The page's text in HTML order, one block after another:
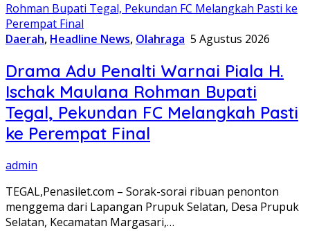
Daerah, Headline News, Olahraga 5 Agustus 2026
Drama Adu Penalti Warnai Piala H.
Ischak Maulana Rohman Bupati
Tegal, Pekundan FC Melangkah Pasti
ke Perempat Final
admin
TEGAL,Penasilet.com – Sorak-sorai ribuan penonton
menggema dari Lapangan Prupuk Selatan, Desa Prupuk
Selatan, Kecamatan Margasari,…